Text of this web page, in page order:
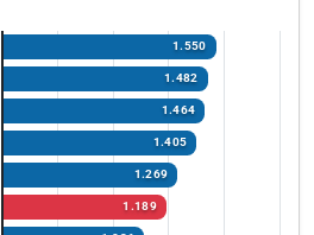
1.550
1.482
1.464
1.405
1.269
1.189